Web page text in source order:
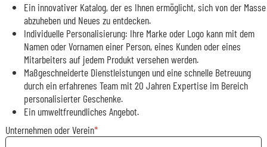
Ein innovativer Katalog, der es Ihnen ermöglicht, sich von der Masse
abzuheben und Neues zu entdecken.
Individuelle Personalisierung: Ihre Marke oder Logo kann mit dem
Namen oder Vornamen einer Person, eines Kunden oder eines
Mitarbeiters auf jedem Produkt versehen werden.
Maßgeschneiderte Dienstleistungen und eine schnelle Betreuung
durch ein erfahrenes Team mit 20 Jahren Expertise im Bereich
personalisierter Geschenke.
Ein umweltfreundliches Angebot.
Unternehmen oder Verein